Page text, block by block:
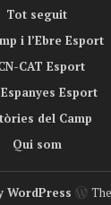
Tot seguit
i l’Ebre Esport
CAT Esport
Esport
del Camp
Qui som
WordPress